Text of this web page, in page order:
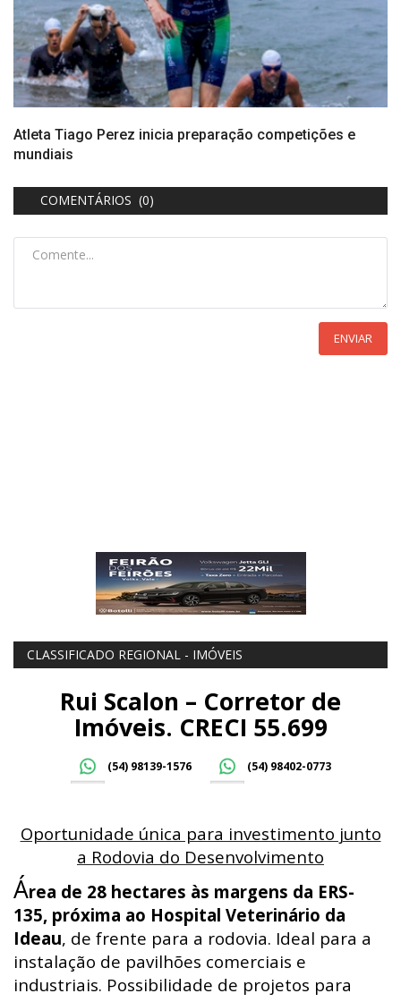
Atleta Tiago Perez inicia preparação competições e
mundiais
COMENTÁRIOS (0)
ENVIAR
CLASSIFICADO REGIONAL - IMÓVEIS
Rui Scalon – Corretor de
Imóveis. CRECI 55.699
(54) 98139-1576 (54) 98402-0773
Oportunidade única para investimento junto
a Rodovia do Desenvolvimento
Área de 28 hectares às margens da ERS-
135, próxima ao Hospital Veterinário da
Ideau, de frente para a rodovia. Ideal para a
instalação de pavilhões comerciais e
industriais. Possibilidade de projetos para